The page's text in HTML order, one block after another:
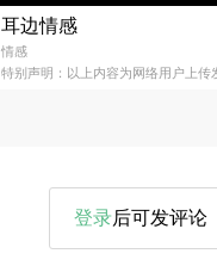
耳边情感
情感
特别声明：以上内容为网络用户上传
登录后可发评论